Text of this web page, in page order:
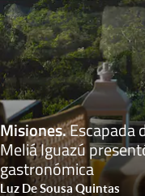
Misiones.Escapada
Meliá Iguazú
gastronómica
Luz De Sousa Quintas